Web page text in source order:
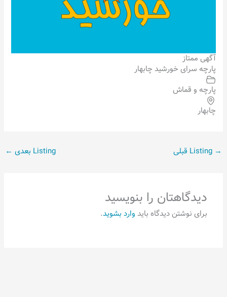
آگهی ممتاز
پارچه سرای خورشید چابهار
پارچه و قماش
چابهار
→ Listing بعدی ←
دیدگاهتان را بنویسید
برای نوشتن دیدگاه باید وارد بشوید.